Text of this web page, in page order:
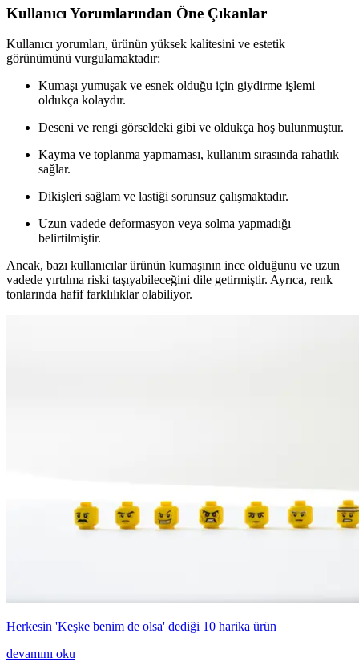
Kullanıcı Yorumlarından Öne Çıkanlar
Kullanıcı yorumları, ürünün yüksek kalitesini ve estetik
görünümünü vurgulamaktadır:
Kumaşı yumuşak ve esnek olduğu için giydirme işlemi
oldukça kolaydır.
Deseni ve rengi görseldeki gibi ve oldukça hoş bulunmuştur.
Kayma ve toplanma yapmaması, kullanım sırasında rahatlık
sağlar.
Dikişleri sağlam ve lastiği sorunsuz çalışmaktadır.
Uzun vadede deformasyon veya solma yapmadığı
belirtilmiştir.
Ancak, bazı kullanıcılar ürünün kumaşının ince olduğunu ve uzun
vadede yırtılma riski taşıyabileceğini dile getirmiştir. Ayrıca, renk
tonlarında hafif farklılıklar olabiliyor.
Herkesin 'Keşke benim de olsa' dediği 10 harika ürün
devamını oku